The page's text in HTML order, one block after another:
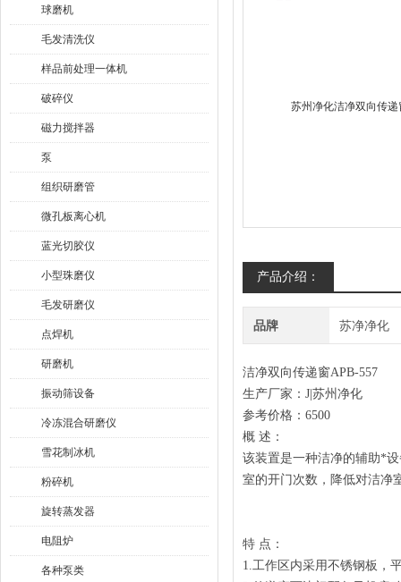
球磨机
毛发清洗仪
样品前处理一体机
破碎仪
磁力搅拌器
泵
组织研磨管
微孔板离心机
蓝光切胶仪
小型珠磨仪
毛发研磨仪
点焊机
研磨机
振动筛设备
冷冻混合研磨仪
雪花制冰机
粉碎机
旋转蒸发器
电阻炉
各种泵类
产品介绍：
品牌 苏净净化
洁净双向传递窗APB-557
生产厂家：J|苏州净化
参考价格：6500
概 述：
该装置是一种洁净的辅助*
室的开门次数，降低对洁净
特 点：
1.工作区内采用不锈钢板，